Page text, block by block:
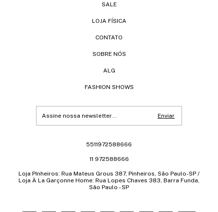
SALE
LOJA FÍSICA
CONTATO
SOBRE NÓS
ALG
FASHION SHOWS
5511972588666
11 972588666
Loja Pínheiros: Rua Mateus Grous 387, Pinheiros, São Paulo-SP /
Loja À La Garçonne Home: Rua Lopes Chaves 383, Barra Funda,
São Paulo - SP